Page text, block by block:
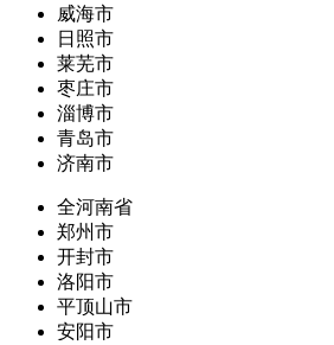
威海市
日照市
莱芜市
枣庄市
淄博市
青岛市
济南市
全河南省
郑州市
开封市
洛阳市
平顶山市
安阳市